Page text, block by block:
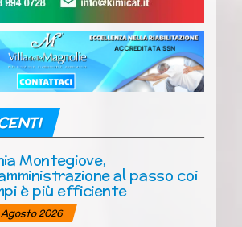
Montegiove,
al passo coi
è più efficiente
Agosto 2026